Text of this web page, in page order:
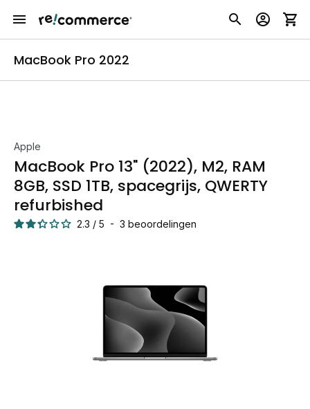
MacBook Pro 2022
Apple
MacBook Pro 13" (2022), M2, RAM
8GB, SSD 1TB, spacegrijs, QWERTY
refurbished
2.3 / 5 - 3 beoordelingen